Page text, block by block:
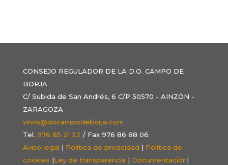
CONSEJO REGULADOR DE LA D.O. CAMPO DE
BORJA
C/ Subida de San Andrés, 6 C/P 50570 - AINZÓN -
ZARAGOZA
vinos@docampodeborja.com
Tel. 976 85 21 22 / Fax 976 86 88 06
Aviso legal | Política de privacidad | Política de
cookies |Ley de transparencia | Documentación|